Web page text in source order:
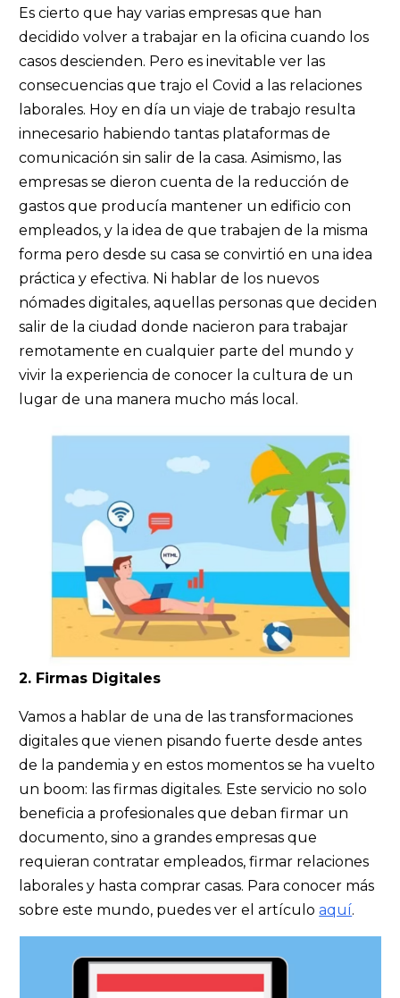
Es cierto que hay varias empresas que han
decidido volver a trabajar en la oficina cuando los
casos descienden. Pero es inevitable ver las
consecuencias que trajo el Covid a las relaciones
laborales. Hoy en día un viaje de trabajo resulta
innecesario habiendo tantas plataformas de
comunicación sin salir de la casa. Asimismo, las
empresas se dieron cuenta de la reducción de
gastos que producía mantener un edificio con
empleados, y la idea de que trabajen de la misma
forma pero desde su casa se convirtió en una idea
práctica y efectiva. Ni hablar de los nuevos
nómades digitales, aquellas personas que deciden
salir de la ciudad donde nacieron para trabajar
remotamente en cualquier parte del mundo y
vivir la experiencia de conocer la cultura de un
lugar de una manera mucho más local.
2. Firmas Digitales
Vamos a hablar de una de las transformaciones
digitales que vienen pisando fuerte desde antes
de la pandemia y en estos momentos se ha vuelto
un boom: las firmas digitales. Este servicio no solo
beneficia a profesionales que deban firmar un
documento, sino a grandes empresas que
requieran contratar empleados, firmar relaciones
laborales y hasta comprar casas. Para conocer más
sobre este mundo, puedes ver el artículoaquí.